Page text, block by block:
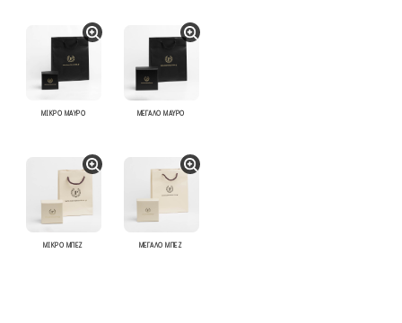
ΜΙΚΡΟ ΜΑΥΡΟ ΜΕΓΑΛΟ ΜΑΥΡΟ
ΜΙΚΡΟ ΜΠΕΖ ΜΕΓΑΛΟ ΜΠΕΖ